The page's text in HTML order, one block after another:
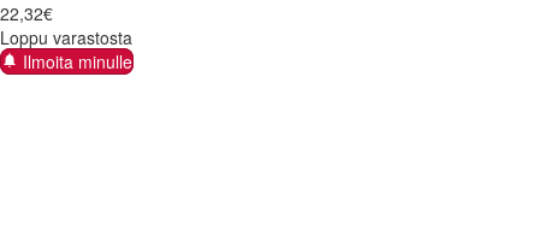
22,32€
Loppu varastosta
Ilmoita minulle